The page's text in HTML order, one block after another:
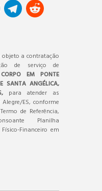
a contratação
de serviço de
EM PONTE
SANTA ANGÉLICA,
para atender as
ES, conforme
de Referência,
Planilha
Financeiro em